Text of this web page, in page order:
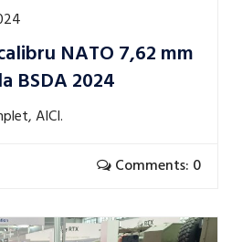
NATO 7,62 mm
BSDA 2024
AICI.
Comments: 0